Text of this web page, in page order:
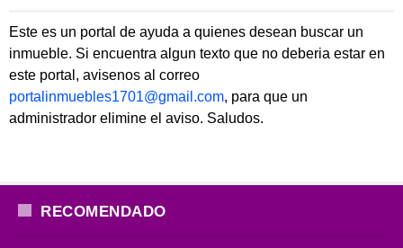
Este es un portal de ayuda a quienes desean buscar un
inmueble. Si encuentra algun texto que no deberia estar en
este portal, avisenos al correo
portalinmuebles1701@gmail.com, para que un
administrador elimine el aviso. Saludos.
RECOMENDADO